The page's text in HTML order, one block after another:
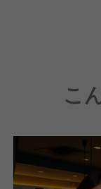
私たちは、お
サービスを提
そのためには
チームワーク
韓国料理や接
考えている方
ぜひ私たちと
こ